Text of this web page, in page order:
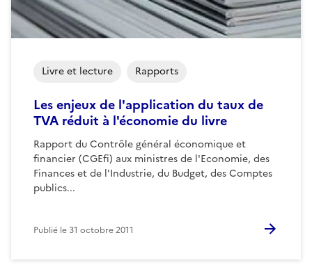
Les enjeux de l'application du taux de
TVA réduit à l'économie du livre
Rapport du Contrôle général économique et
financier (CGEfi) aux ministres de l'Economie, des
Finances et de l'Industrie, du Budget, des Comptes
publics...
Livre et lecture Rapports
Publié le31 octobre 2011